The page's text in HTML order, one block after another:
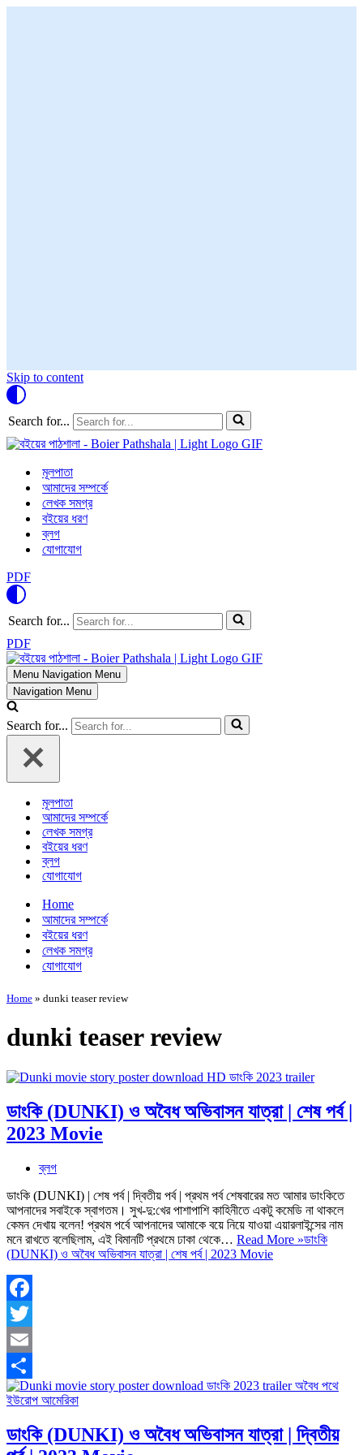
Skip to content
Search for...
মূলপাতা
আমাদের সম্পর্কে
লেখক সমগ্র
বইয়ের ধরণ
ব্লগ
যোগাযোগ
PDF
Search for...
PDF
Menu Navigation Menu
Navigation Menu
Search for...
মূলপাতা
আমাদের সম্পর্কে
লেখক সমগ্র
বইয়ের ধরণ
ব্লগ
যোগাযোগ
Home
আমাদের সম্পর্কে
বইয়ের ধরণ
লেখক সমগ্র
যোগাযোগ
Home » dunki teaser review
dunki teaser review
ডাংকি (DUNKI) ও অবৈধ অভিবাসন যাত্রা | শেষ পর্ব |
2023 Movie
ব্লগ
ডাংকি (DUNKI) | শেষ পর্ব | দ্বিতীয় পর্ব | প্রথম পর্ব শেষবারের মত আমার ডাংকিতে
আপনাদের সবাইকে স্বাগতম। সুখ-দু:খের পাশাপাশি কাহিনীতে একটু কমেডি না থাকলে
কেমন দেখায় বলেন! প্রথম পর্বে আপনাদের আমাকে বয়ে নিয়ে যাওয়া এয়ারলাইন্সের নাম
মনে রাখতে বলেছিলাম, এই বিমানটি প্রথমে ঢাকা থেকে… Read More »ডাংকি
(DUNKI) ও অবৈধ অভিবাসন যাত্রা | শেষ পর্ব | 2023 Movie
Facebook
Twitter
Email
Share
ডাংকি (DUNKI) ও অবৈধ অভিবাসন যাত্রা | দ্বিতীয়